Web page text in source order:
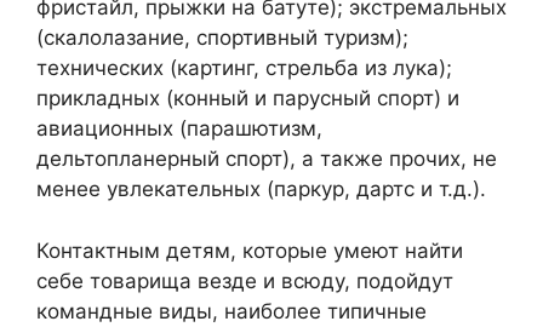
фристайл, прыжки на батуте); экстремальных
(скалолазание, спортивный туризм);
технических (картинг, стрельба из лука);
прикладных (конный и парусный спорт) и
авиационных (парашютизм,
дельтопланерный спорт), а также прочих, не
менее увлекательных (паркур, дартс и т.д.).
Контактным детям, которые умеют найти
себе товарища везде и всюду, подойдут
командные виды, наиболее типичные